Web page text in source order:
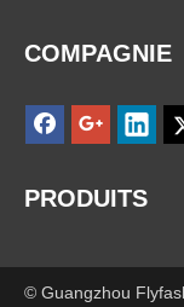
COMPAGNIE
PRODUITS
© Guangzhou